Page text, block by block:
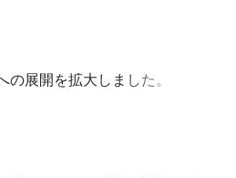
の展開を拡大しました。